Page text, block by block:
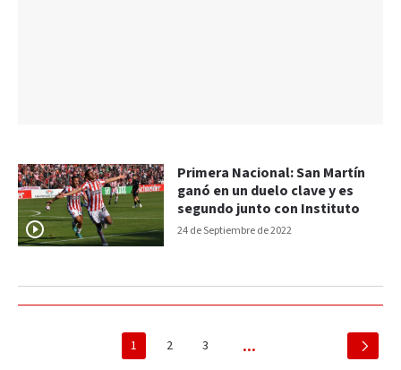
24 de Septiembre de 2022
Primera Nacional: San Martín
ganó en un duelo clave y es
segundo junto con Instituto
1 2 3